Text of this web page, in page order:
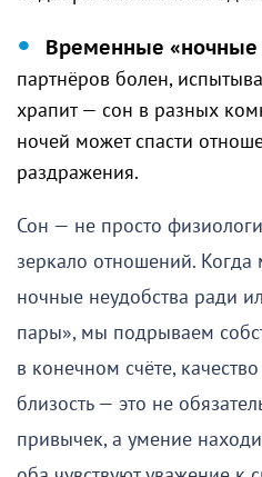
Временные «ночные
партнёров болен,
храпит — сон в разных
ночей может спасти
раздражения.
Сон — не просто
зеркало отношений.
ночные неудобства ради
пары», мы подрываем
в конечном счёте,
близость — это не
привычек, а умение